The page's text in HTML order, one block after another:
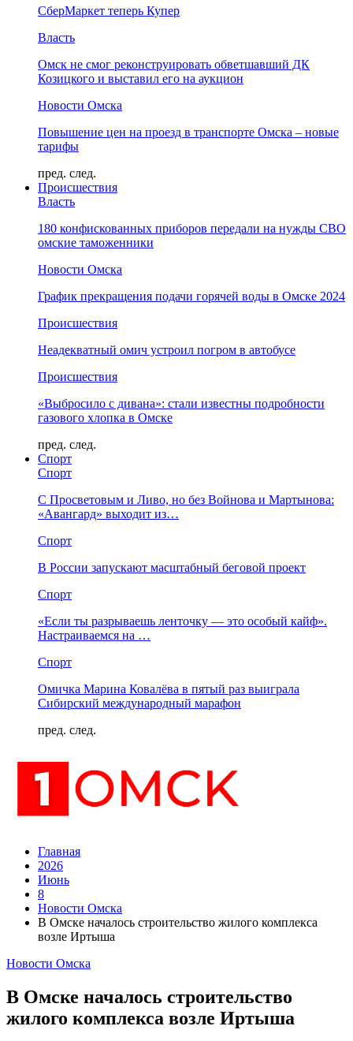
СберМаркет теперь Купер
Власть
Омск не смог реконструировать обветшавший ДК
Козицкого и выставил его на аукцион
Новости Омска
Повышение цен на проезд в транспорте Омска – новые
тарифы
пред. след.
Происшествия
Власть
180 конфискованных приборов передали на нужды СВО
омские таможенники
Новости Омска
График прекращения подачи горячей воды в Омске 2024
Происшествия
Неадекватный омич устроил погром в автобусе
Происшествия
«Выбросило с дивана»: стали известны подробности
газового хлопка в Омске
пред. след.
Спорт
Спорт
С Просветовым и Ливо, но без Войнова и Мартынова:
«Авангард» выходит из…
Спорт
В России запускают масштабный беговой проект
Спорт
«Если ты разрываешь ленточку — это особый кайф».
Настраиваемся на …
Спорт
Омичка Марина Ковалёва в пятый раз выиграла
Сибирский международный марафон
пред. след.
Главная
2026
Июнь
8
Новости Омска
В Омске началось строительство жилого комплекса
возле Иртыша
Новости Омска
В Омске началось строительство
жилого комплекса возле Иртыша